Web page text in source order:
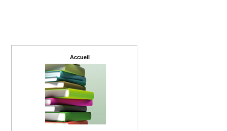
Accueil